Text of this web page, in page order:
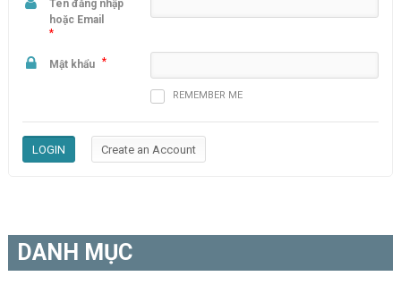
Tên đăng nhập
hoặc Email
*
Mật khẩu *
REMEMBER ME
DANH MỤC